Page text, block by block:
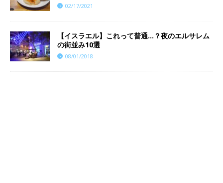
02/17/2021
【イスラエル】これって普通…？夜のエルサレム
の街並み10選
08/01/2018